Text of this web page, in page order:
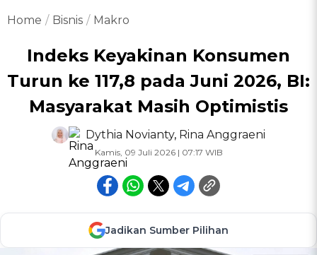
Home Bisnis Makro
Indeks Keyakinan Konsumen
Turun ke 117,8 pada Juni 2026, BI:
Masyarakat Masih Optimistis
Dythia Novianty, Rina Anggraeni
Kamis, 09 Juli 2026 | 07:17 WIB
Jadikan Sumber Pilihan